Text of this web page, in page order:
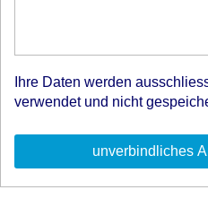
Ihre Daten werden
verwendet und nicht